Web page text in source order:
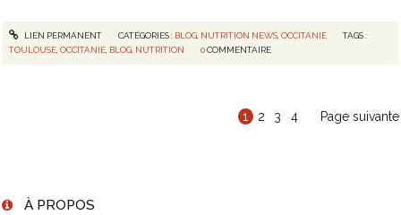
LIEN PERMANENT CATÉGORIES : BLOG, NUTRITION NEWS, OCCITANIE
TAGS :
TOULOUSE ,OCCITANIE BLOG NUTRITION 0 COMMENTAIRE
1 2 3 4 Page suivante
À PROPOS